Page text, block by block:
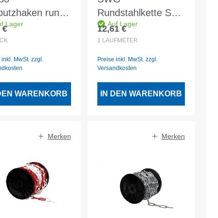
rund
gehärtet
Lager
Preis:
€
inkl. MwSt. zzgl.
WARENKORB
Rundstahlkette ST-
GVZ C-60
Auf Lager
Regulärer Preis:
12,61 €
1 LAUFMETER
Preise inkl. MwSt. zzgl.
Versandkosten
IN DEN WARENKORB
Merken Merken